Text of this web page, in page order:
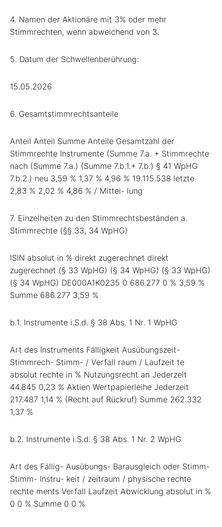
4. Namen der Aktionäre mit 3% oder mehr
Stimmrechten, wenn abweichend von 3.
5. Datum der Schwellenberührung:
15.05.2026
6. Gesamtstimmrechtsanteile
Anteil Anteil Summe Anteile Gesamtzahl der
Stimmrechte Instrumente (Summe 7.a. + Stimmrechte
nach (Summe 7.a.) (Summe 7.b.1.+ 7.b.) § 41 WpHG
7.b.2.) neu 3,59 % 1,37 % 4,96 % 19.115.538 letzte
2,83 % 2,02 % 4,86 % / Mittei- lung
7. Einzelheiten zu den Stimmrechtsbeständen a.
Stimmrechte (§§ 33, 34 WpHG)
ISIN absolut in % direkt zugerechnet direkt
zugerechnet (§ 33 WpHG) (§ 34 WpHG) (§ 33 WpHG)
(§ 34 WpHG) DE000A1K0235 0 686.277 0 % 3,59 %
Summe 686.277 3,59 %
b.1. Instrumente i.S.d. § 38 Abs. 1 Nr. 1 WpHG
Art des Instruments Fälligkeit Ausübungszeit-
Stimmrech- Stimm- / Verfall raum / Laufzeit te
absolut rechte in % Nutzungsrecht an Jederzeit
44.845 0,23 % Aktien Wertpapierleihe Jederzeit
217.487 1,14 % (Recht auf Rückruf) Summe 262.332
1,37 %
b.2. Instrumente i.S.d. § 38 Abs. 1 Nr. 2 WpHG
Art des Fällig- Ausübungs- Barausgleich oder Stimm-
Stimm- Instru- keit / zeitraum / physische rechte
rechte ments Verfall Laufzeit Abwicklung absolut in %
0 0 % Summe 0 0 %